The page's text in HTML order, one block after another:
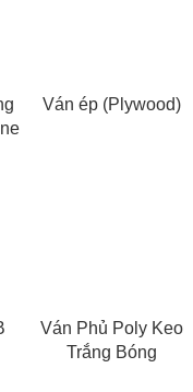
Ván ép (Plywood)
Ván Phủ Poly Keo
Trắng Bóng